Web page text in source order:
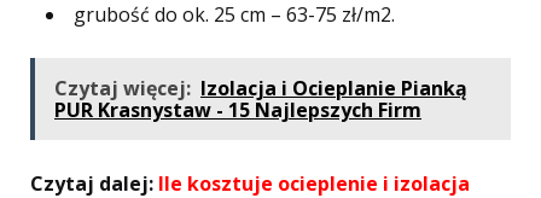
grubość do ok. 25 cm – 63-75 zł/m2.
Czytaj więcej: Izolacja i Ocieplanie Pianką
PUR Krasnystaw - 15 Najlepszych Firm
Czytaj dalej: Ile kosztuje ocieplenie i izolacja